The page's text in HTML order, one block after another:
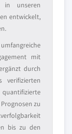
in unseren
entwickelt,
mit
durch
verifizierten
zu
bis zu den